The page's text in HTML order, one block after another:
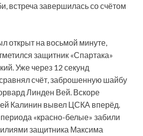
встреча завершилась со счётом
открыт на восьмой минуте,
защитник «Спартака»
Уже через 12 секунд
счёт, заброшенную шайбу
Линден Вей. Вскоре
Калинин вывел ЦСКА вперёд.
«красно-белые» забили
защитника Максима